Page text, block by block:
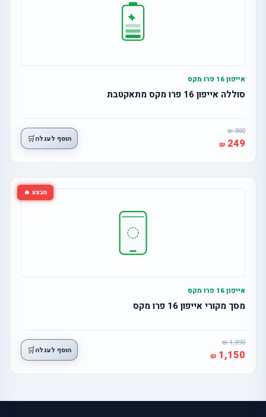
אייפון 16 פרו מקס
סוללה אייפון 16 פרו מקס מתאקטבת
300
249 הוסף לעגלה🛒
מבצע 🔥
אייפון 16 פרו מקס
מסך מקורי אייפון 16 פרו מקס
1,390
1,150 הוסף לעגלה🛒